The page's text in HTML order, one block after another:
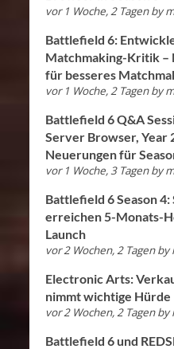
vor 1 Woche, 2 Tagen by
Battlefield 6:
Matchmaking-Kritik –
für besseres
vor 1 Woche, 2 Tagen by
Battlefield 6 Q&A
Server Browser, Year
Neuerungen für
vor 1 Woche, 3 Tagen by
Battlefield 6 Season
erreichen 5-Monats-
Launch
vor 2 Wochen, 2 Tagen by
Electronic Arts:
nimmt wichtige Hürde
vor 2 Wochen, 2 Tagen by
Battlefield 6 und